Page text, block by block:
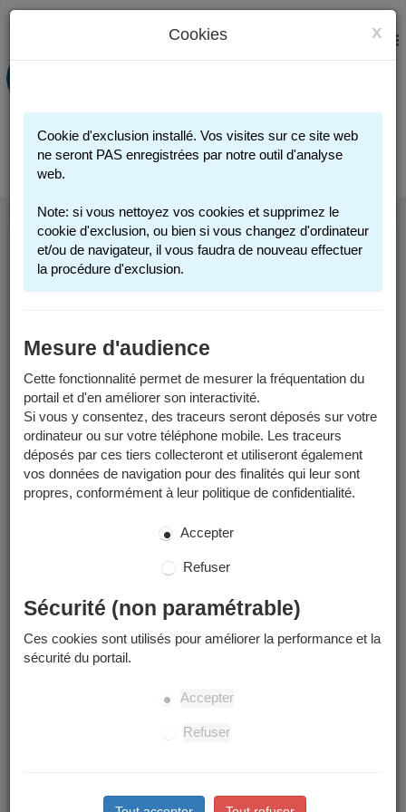
PORTAIL FAMILLE
Connexion
MENU
ANNÉE SCOLAIRE
2025-2026
Les informations sont valables pour l'année scolaire 2025-2026.
Un calendrier scolaire est disponible dans lesdocuments à
télécharger .
Enfants concernés
La préinscription à l'école publique concerne les enfants qui
Sont nés en 2022.
suite à un déménagement à Grenoble.
Souhaitent intégrer une école publique après une
scolarisation dans le privé ou à domicile.
Grenoblois : Scolariser son enfant dans une école en
x
Cookies
Cookie d'exclusion installé. Vos visites sur ce site web
ne seront PAS enregistrées par notre outil d'analyse
web.
Note: si vous nettoyez vos cookies et supprimez le
cookie d'exclusion, ou bien si vous changez d'ordinateur
et/ou de navigateur, il vous faudra de nouveau effectuer
la procédure d'exclusion.
Mesure d'audience
Cette fonctionnalité permet de mesurer la fréquentation du
portail et d'en améliorer son interactivité.
Si vous y consentez, des traceurs seront déposés sur votre
ordinateur ou sur votre téléphone mobile. Les traceurs
déposés par ces tiers collecteront et utiliseront également
vos données de navigation pour des finalités qui leur sont
propres, conformément à leur politique de confidentialité.
Accepter
Refuser
Sécurité (non paramétrable)
Ces cookies sont utilisés pour améliorer la performance et la
sécurité du portail.
Accepter
Refuser